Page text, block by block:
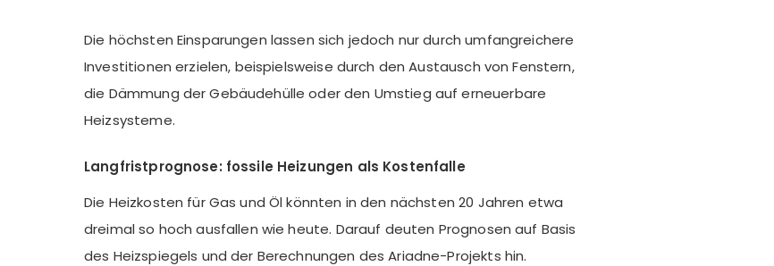
Die höchsten Einsparungen lassen sich jedoch nur durch umfangreichere
Investitionen erzielen, beispielsweise durch den Austausch von Fenstern,
die Dämmung der Gebäudehülle oder den Umstieg auf erneuerbare
Heizsysteme.
Langfristprognose: fossile Heizungen als Kostenfalle
Die Heizkosten für Gas und Öl könnten in den nächsten 20 Jahren etwa
dreimal so hoch ausfallen wie heute. Darauf deuten Prognosen auf Basis
des Heizspiegels und der Berechnungen des Ariadne-Projekts hin.